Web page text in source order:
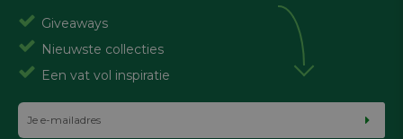
Giveaways
Nieuwste collecties
Een vat vol inspiratie